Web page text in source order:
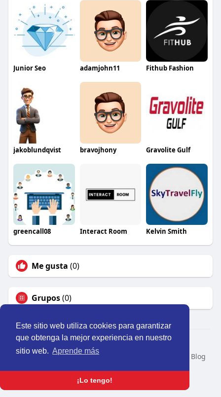
Este sitio web utiliza cookies para garantizar
que obtenga la mejor experiencia en nuestro
sitio web. Aprende más
¡Lo tengo!
Junior Seo adamjohn11 Fithub Fashion
jakoblundqvist bravojhony Gravolite Gulf
greencall08 Interact Room Kelvin Smith
Me gusta (0)
Grupos(0)
© 2026 Perú Activo
Inicio
Nosotros Contacto
Blog
Idioma